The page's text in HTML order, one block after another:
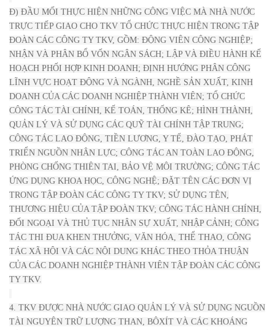
Đ) ĐẦU MỐI THỰC HIỆN NHỮNG CÔNG VIỆC MÀ NHÀ NƯỚC
TRỰC TIẾP GIAO CHO TKV TỔ CHỨC THỰC HIỆN TRONG TẬP
ĐOÀN CÁC CÔNG TY TKV, GỒM: ĐỘNG VIÊN CÔNG NGHIỆP;
NHẬN VÀ PHÂN BỔ VỐN NGÂN SÁCH; LẬP VÀ ĐIỀU HÀNH KẾ
HOẠCH PHỐI HỢP KINH DOANH; ĐỊNH HƯỚNG PHÂN CÔNG
LĨNH VỰC HOẠT ĐỘNG VÀ NGÀNH, NGHỀ SẢN XUẤT, KINH
DOANH CỦA CÁC DOANH NGHIỆP THÀNH VIÊN; TỔ CHỨC
CÔNG TÁC TÀI CHÍNH, KẾ TOÁN, THỐNG KÊ; HÌNH THÀNH,
QUẢN LÝ VÀ SỬ DỤNG CÁC QUỸ TÀI CHÍNH TẬP TRUNG;
CÔNG TÁC LAO ĐỘNG, TIỀN LƯƠNG, Y TẾ, ĐÀO TẠO, PHÁT
TRIỂN NGUỒN NHÂN LỰC; CÔNG TÁC AN TOÀN LAO ĐỘNG,
PHÒNG CHỐNG THIÊN TAI, BẢO VỆ MÔI TRƯỜNG; CÔNG TÁC
ỨNG DỤNG KHOA HỌC, CÔNG NGHỆ; ĐẶT TÊN CÁC ĐƠN VỊ
TRONG TẬP ĐOÀN CÁC CÔNG TY TKV; SỬ DỤNG TÊN,
THƯƠNG HIỆU CỦA TẬP ĐOÀN TKV; CÔNG TÁC HÀNH CHÍNH,
ĐỐI NGOẠI VÀ THỦ TỤC NHÂN SỰ XUẤT, NHẬP CẢNH; CÔNG
TÁC THI ĐUA KHEN THƯỞNG, VĂN HÓA, THỂ THAO, CÔNG
TÁC XÃ HỘI VÀ CÁC NỘI DUNG KHÁC THEO THỎA THUẬN
CỦA CÁC DOANH NGHIỆP THÀNH VIÊN TẬP ĐOÀN CÁC CÔNG
TY TKV.
4. TKV ĐƯỢC NHÀ NƯỚC GIAO QUẢN LÝ VÀ SỬ DỤNG NGUỒN
TÀI NGUYÊN TRỮ LƯỢNG THAN, BÔXÍT VÀ CÁC KHOÁNG